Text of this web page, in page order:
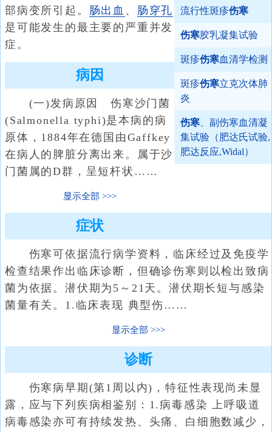
流行性斑疹伤寒
伤寒胶乳凝集试验
斑疹伤寒血清学检测
斑疹伤寒立克次体肺
炎
伤寒 、副伤寒血清凝
集试验（肥达氏试验,
肥达反应,Widal）
部病变所引起。 肠出血 、 肠穿孔
是可能发生的最主要的严重并发
症。
病因
(一)发病原因 伤寒沙门菌
(Salmonella typhi)是本病的病
原体，1884年在德国由Gaffkey
在病人的脾脏分离出来。属于沙
门菌属的D群，呈短杆状……
显示全部
症状
伤寒可依据流行病学资料，临床经过及免疫学
检查结果作出临床诊断，但确诊伤寒则以检出致病
菌为依据。潜伏期为5～21天。潜伏期长短与感染
菌量有关。1.临床表现 典型伤……
显示全部
诊断
伤寒病早期(第1周以内)，特征性表现尚未显
露，应与下列疾病相鉴别：1.病毒感染 上呼吸道
病毒感染亦可有持续发热、头痛、白细胞数减少，